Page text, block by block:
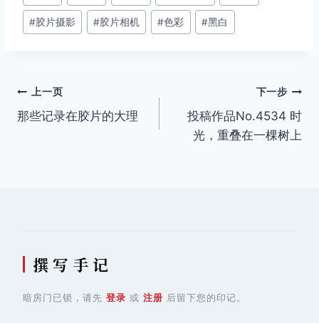
#胶片摄影 #胶片相机 #色彩 #黑白
文
章
上一页
那些记录在胶片的大理
下一步
投稿作品No.4534 时
光，重叠在一棵树上
撰 写 手 记
暗房门已锁，请先 登录 或 注册 后留下您的印记。